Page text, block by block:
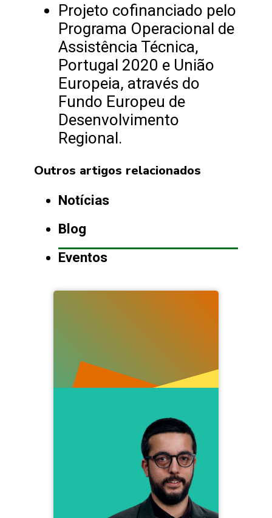
Projeto cofinanciado pelo
Programa Operacional de
Assistência Técnica,
Portugal 2020 e União
Europeia, através do
Fundo Europeu de
Desenvolvimento
Regional.
Outros artigos relacionados
Notícias
Blog
Eventos